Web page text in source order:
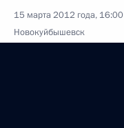
15 марта 2012 года, 16:00
Новокуйбышевск